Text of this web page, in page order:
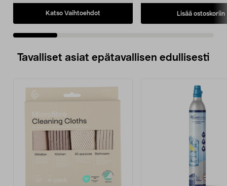
Katso Vaihtoehdot Lisää ostoskoriin
Tavalliset asiat epätavallisen edullisesti